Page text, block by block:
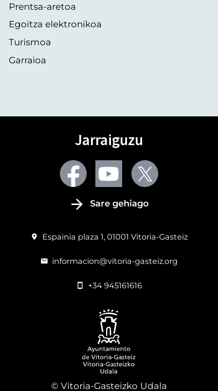
Prentsa-aretoa
Egoitza elektronikoa
Turismoa
Garraioa
© Vitoria-Gasteizko Udala
Espainia plaza 1, 01001 Vitoria-Gasteiz
informacion@vitoria-gasteiz.org
+34 945161616
Jarraiguzu
Facebook Youtube
Sare gehiago